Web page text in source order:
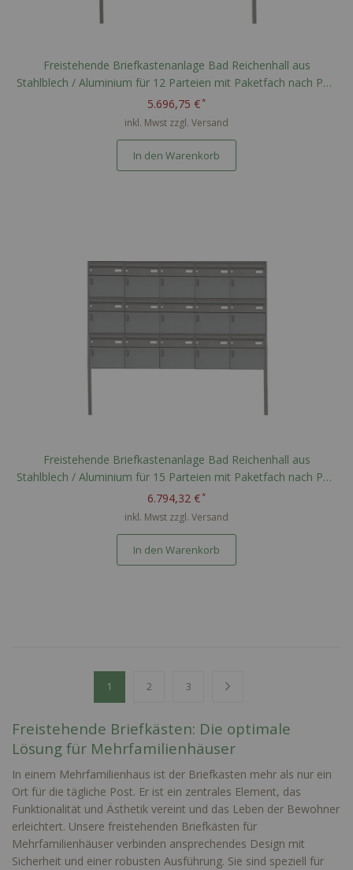
Freistehende Briefkastenanlage Bad Reichenhall aus
Stahlblech / Aluminium für 12 Parteien mit Paketfach nach PTT
Norm - RAL nach Wahl
5.696,75 €
inkl. Mwst zzgl. Versand
In den Warenkorb
Freistehende Briefkastenanlage Bad Reichenhall aus
Stahlblech / Aluminium für 15 Parteien mit Paketfach nach PTT
Norm - RAL nach Wahl
6.794,32 €
inkl. Mwst zzgl. Versand
In den Warenkorb
Seite
Sie lesen gerade Seite
1 Seite
2 Seite
3
Freistehende Briefkästen: Die optimale
Lösung für Mehrfamilienhäuser
In einem Mehrfamilienhaus ist der Briefkasten mehr als nur ein
Ort für die tägliche Post. Er ist ein zentrales Element, das
Funktionalität und Ästhetik vereint und das Leben der Bewohner
erleichtert. Unsere freistehenden Briefkästen für
Mehrfamilienhäuser verbinden ansprechendes Design mit
Sicherheit und einer robusten Ausführung. Sie sind speziell für